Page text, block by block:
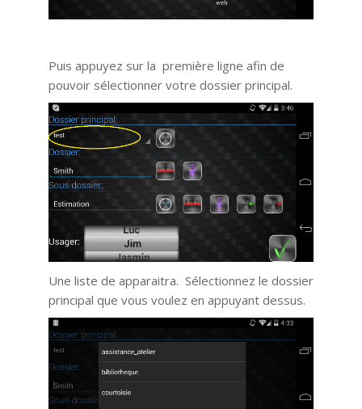
Puis appuyez sur la première ligne afin de
pouvoir sélectionner votre dossier principal.
Une liste de apparaitra. Sélectionnez le dossier
principal que vous voulez en appuyant dessus.